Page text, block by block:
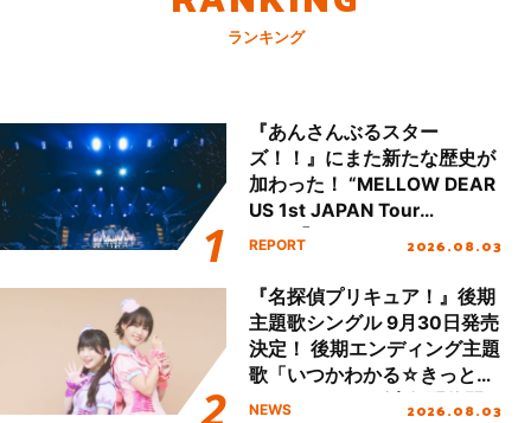
ランキング
『あんさんぶるスター
ズ！！』にまた新たな歴史が
加わった！ “MELLOW DEAR
US 1st JAPAN Tour
Final「NICE to meet YOU
ート!!
REPORT 2026.08.03
『名探偵プリキュア！』後期
主題歌シングル 9月30日発売
決定！ 後期エンディング主題
歌「いつかわかる☆きっとあ
える」TVサイズ先行配信開
NEWS 2026.08.03